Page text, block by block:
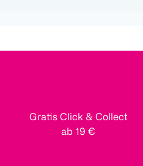
Gratis Click & Collect
ab 19 €